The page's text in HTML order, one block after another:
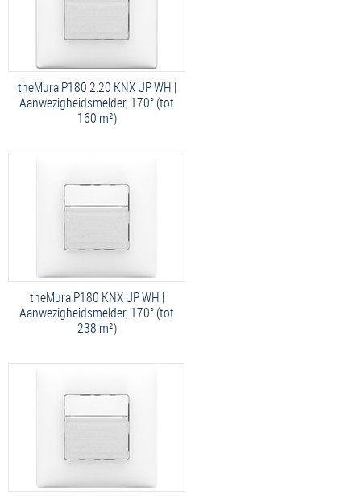
theMura P180 2.20 KNX UP WH |
Aanwezigheidsmelder, 170° (tot
160 m²)
theMura P180 KNX UP WH |
Aanwezigheidsmelder, 170° (tot
238 m²)